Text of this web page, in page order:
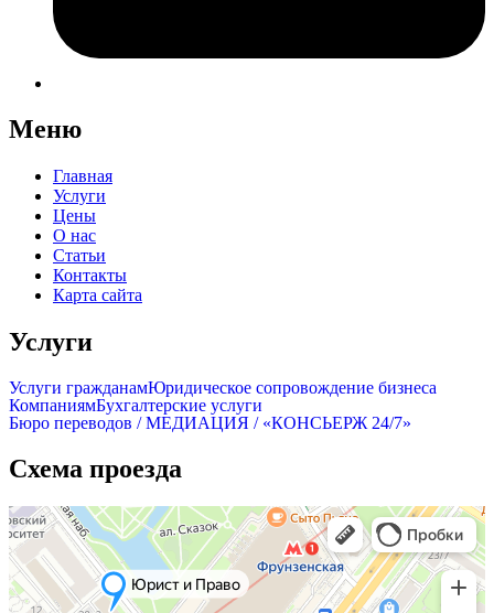
Меню
Главная
Услуги
Цены
О нас
Статьи
Контакты
Карта сайта
Услуги
Услуги гражданамЮридическое сопровождение бизнеса
КомпаниямБухгалтерские услуги
Бюро переводов / МЕДИАЦИЯ / «КОНСЬЕРЖ 24/7»
Схема проезда